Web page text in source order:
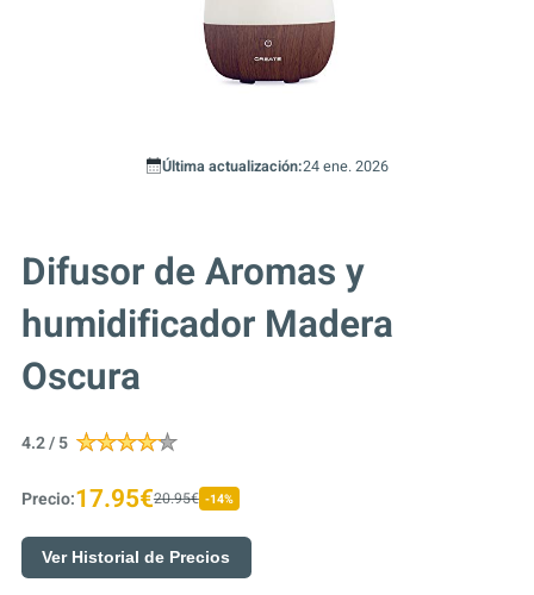
Última actualización:24 ene. 2026
Difusor de Aromas y
humidificador Madera
Oscura
4.2 / 5
Precio:17.95€20.95€ -14%
Ver Historial de Precios